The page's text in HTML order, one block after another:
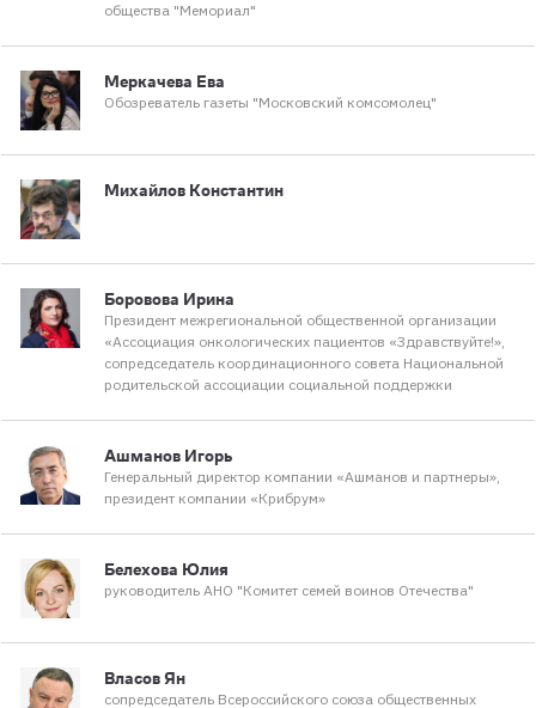
общества "Мемориал"
Меркачева Ева
Обозреватель газеты "Московский комсомолец"
Михайлов Константин
Боровова Ирина
Президент межрегиональной общественной организации
«Ассоциация онкологических пациентов «Здравствуйте!»,
сопредседатель координационного совета Национальной
родительской ассоциации социальной поддержки
Ашманов Игорь
Генеральный директор компании «Ашманов и партнеры»,
президент компании «Крибрум»
Белехова Юлия
руководитель АНО "Комитет семей воинов Отечества"
Власов Ян
сопредседатель Всероссийского союза общественных